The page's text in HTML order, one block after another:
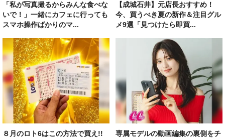
「私が写真撮るからみんな食べな
いで！」一緒にカフェに行っても
スマホ操作ばかりのマ...
【成城石井】元店長おすすめ！
今、買うべき夏の新作＆注目グル
メ9選「見つけたら即買...
８月のロト6はこの方法で買え!!
専属モデルの動画編集の裏側をチ